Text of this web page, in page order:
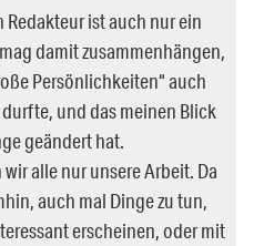
Redakteur ist auch nur ein
damit zusammenhängen,
Persönlichkeiten“ auch
und das meinen Blick
geändert hat.
alle nur unsere Arbeit. Da
auch mal Dinge zu tun,
erscheinen, oder mit